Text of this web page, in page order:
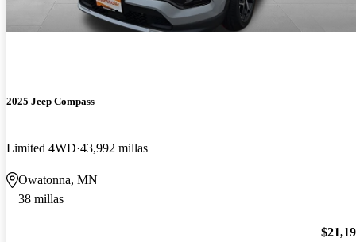
2025 Jeep Compass
Limited 4WD 43,992 millas
Owatonna, MN
38 millas